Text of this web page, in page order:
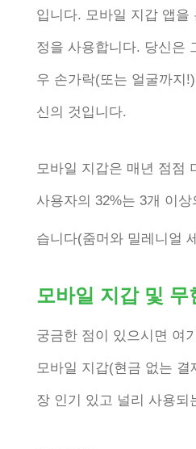
입니다. 모바일 지갑 앱을
정을 사용합니다. 당신은
우 손가락(또는 얼굴까지
신의 것입니다.
모바일 지갑은 매년 점점
사용자의 32%는 3개 이
습니다(줌머와 밀레니얼
모바일 지갑 및 무
궁금한 점이 있으시면 여
모바일 지갑(현금 없는 결
장 인기 있고 널리 사용되